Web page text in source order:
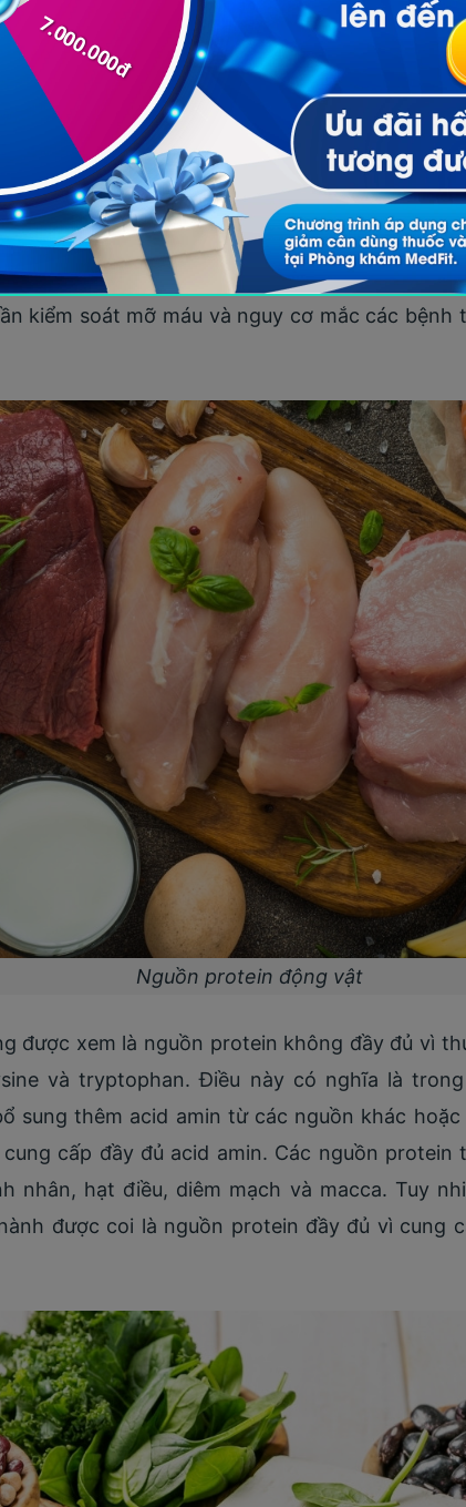
acid amin riêng, không hoàn toàn giống
chính cơ thể hấp thu mỗi ngày là từ động vật
hoàn chỉnh, chứa đầy đủ tất cả các acid
động vật đến từ thịt, trứng và sữa, trong đó
myoglobin và chất béo hơn thịt trắng, cung
nhiên, thịt đỏ cũng có hàm lượng purin cao,
thịt trắng ít chất béo và năng lượng hơn,
kiểm soát mỡ máu và nguy cơ mắc các
Nguồn protein động vật
được xem là nguồn protein không đầy đủ vì
và tryptophan. Điều này có nghĩa là
sung thêm acid amin từ các nguồn khác
cấp đầy đủ acid amin. Các nguồn
nhân, hạt điều, diêm mạch và macca. Tuy
được coi là nguồn protein đầy đủ vì cung